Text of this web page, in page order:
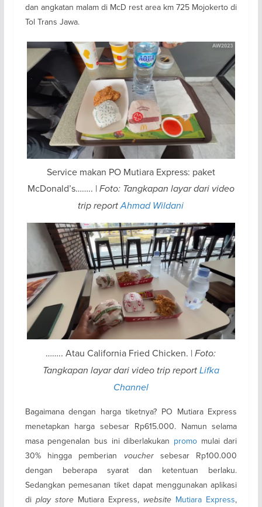
dan angkatan malam di McD rest area km 725 Mojokerto di
Tol Trans Jawa.
Service makan PO Mutiara Express: paket
McDonald’s…….. | Foto: Tangkapan layar dari video
trip reportAhmad Wildani
…….. Atau California Fried Chicken. |Foto:
Tangkapan layar dari video trip reportLifka
Channel
Bagaimana dengan harga tiketnya? PO Mutiara Express
menetapkan harga sebesar Rp615.000. Namun selama
masa pengenalan bus ini diberlakukan promomulai dari
30% hingga pemberian vouchersebesar Rp100.000
dengan beberapa syarat dan ketentuan berlaku.
Sedangkan pemesanan tiket dapat menggunakan aplikasi
di play storeMutiara Express, website Mutiara Express,